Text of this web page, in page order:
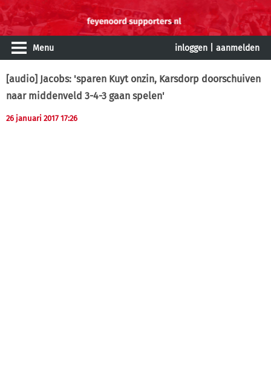
Menu inloggen aanmelden
[audio] Jacobs: 'sparen Kuyt onzin, Karsdorp doorschuiven
naar middenveld 3-4-3 gaan spelen'
26 januari 2017 17:26